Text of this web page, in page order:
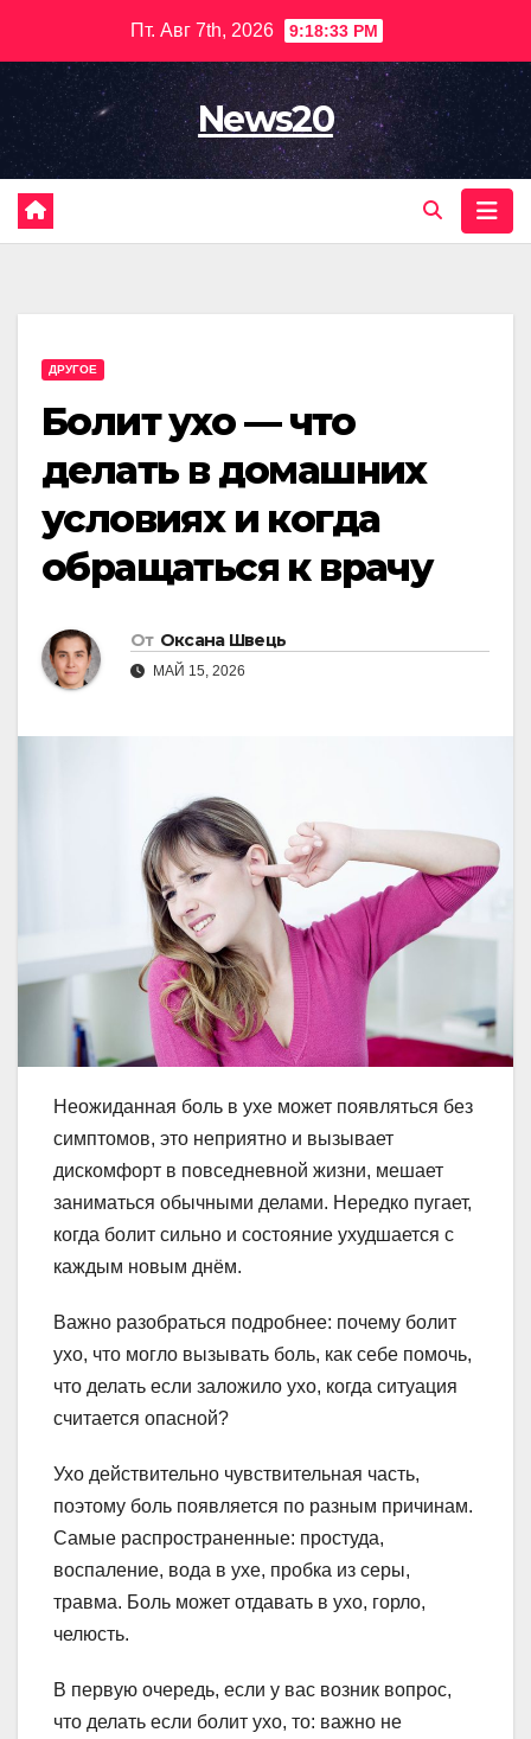
содержимому
Пт. Авг 7th, 2026 9:18:35 PM
News20
ДРУГОЕ
Болит ухо — что
делать в домашних
условиях и когда
обращаться к врачу
От Оксана Швець
МАЙ 15, 2026
Неожиданная боль в ухе может появляться без
симптомов, это неприятно и вызывает
дискомфорт в повседневной жизни, мешает
заниматься обычными делами. Нередко пугает,
когда болит сильно и состояние ухудшается с
каждым новым днём.
Важно разобраться подробнее: почему болит
ухо, что могло вызывать боль, как себе помочь,
что делать если заложило ухо, когда ситуация
считается опасной?
Ухо действительно чувствительная часть,
поэтому боль появляется по разным причинам.
Самые распространенные: простуда,
воспаление, вода в ухе, пробка из серы,
травма. Боль может отдавать в ухо, горло,
челюсть.
В первую очередь, если у вас возник вопрос,
что делать если болит ухо, то: важно не